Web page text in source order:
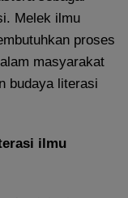
Melek ilmu
proses
masyarakat
budaya literasi
ilmu